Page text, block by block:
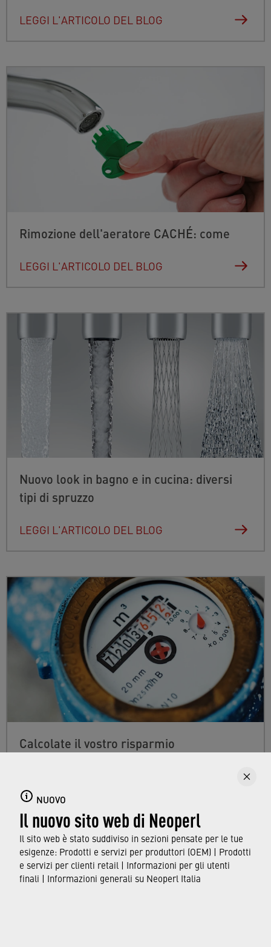
NUOVO
Il nuovo sito web di Neoperl
Il sito web è stato suddiviso in sezioni pensate per le tue
esigenze: Prodotti e servizi per produttori (OEM) | Prodotti
e servizi per clienti retail | Informazioni per gli utenti
finali | Informazioni generali su Neoperl Italia
LEGGI L'ARTICOLO DEL BLOG
Rimozione dell'aeratore CACHÉ: come
LEGGI L'ARTICOLO DEL BLOG
Nuovo look in bagno e in cucina: diversi
tipi di spruzzo
LEGGI L'ARTICOLO DEL BLOG
Calcolate il vostro risparmio
come potrebbero. La differenza che i
risparmiatori d'acqua Neoperl possono fare
nella vostra casa può essere calcolata in modo
rapido e personalizzato.
CALCOLATORE DEL RISPARMIO IDRICO